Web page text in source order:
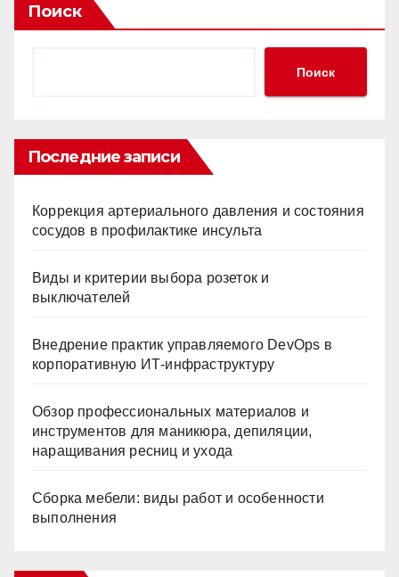
Поиск
Поиск
Последние записи
Коррекция артериального давления и состояния
сосудов в профилактике инсульта
Виды и критерии выбора розеток и
выключателей
Внедрение практик управляемого DevOps в
корпоративную ИТ-инфраструктуру
Обзор профессиональных материалов и
инструментов для маникюра, депиляции,
наращивания ресниц и ухода
Сборка мебели: виды работ и особенности
выполнения